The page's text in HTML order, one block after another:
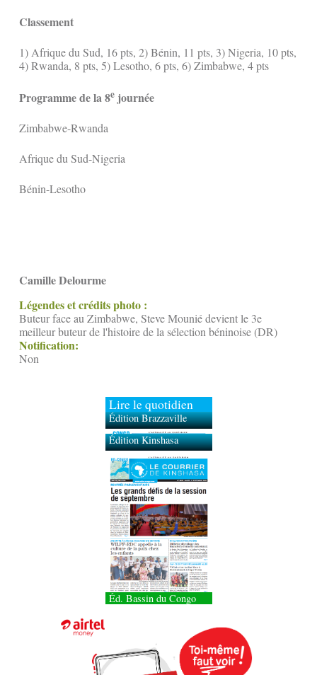
Classement
1) Afrique du Sud, 16 pts, 2) Bénin, 11 pts, 3) Nigeria, 10 pts,
4) Rwanda, 8 pts, 5) Lesotho, 6 pts, 6) Zimbabwe, 4 pts
Programme de la 8e journée
Zimbabwe-Rwanda
Afrique du Sud-Nigeria
Bénin-Lesotho
Camille Delourme
Légendes et crédits photo :
Buteur face au Zimbabwe, Steve Mounié devient le 3e
meilleur buteur de l'histoire de la sélection béninoise (DR)
Notification:
Non
Lire le quotidien
Édition Brazzaville
Édition Kinshasa
Éd. Bassin du Congo